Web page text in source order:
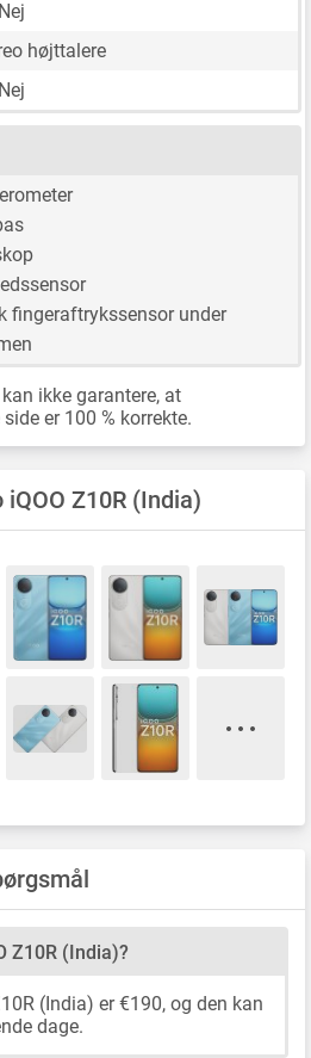
Nej
højttalere
Nej
fingeraftrykssensor under
ikke garantere, at
er 100 % korrekte.
Z10R (India)
Z10R (India)?
(India) er €190, og den kan
dage.